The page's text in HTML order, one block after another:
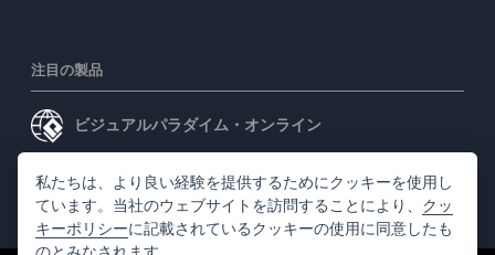
注目の製品
ビジュアルパラダイム・オンライン
ビジュアルパラダイムデスクトップ
私たちは、より良い経験を提供するためにクッキーを使用し
ています。当社のウェブサイトを訪問することにより、 クッ
キーポリシーに記載されているクッキーの使用に同意したも